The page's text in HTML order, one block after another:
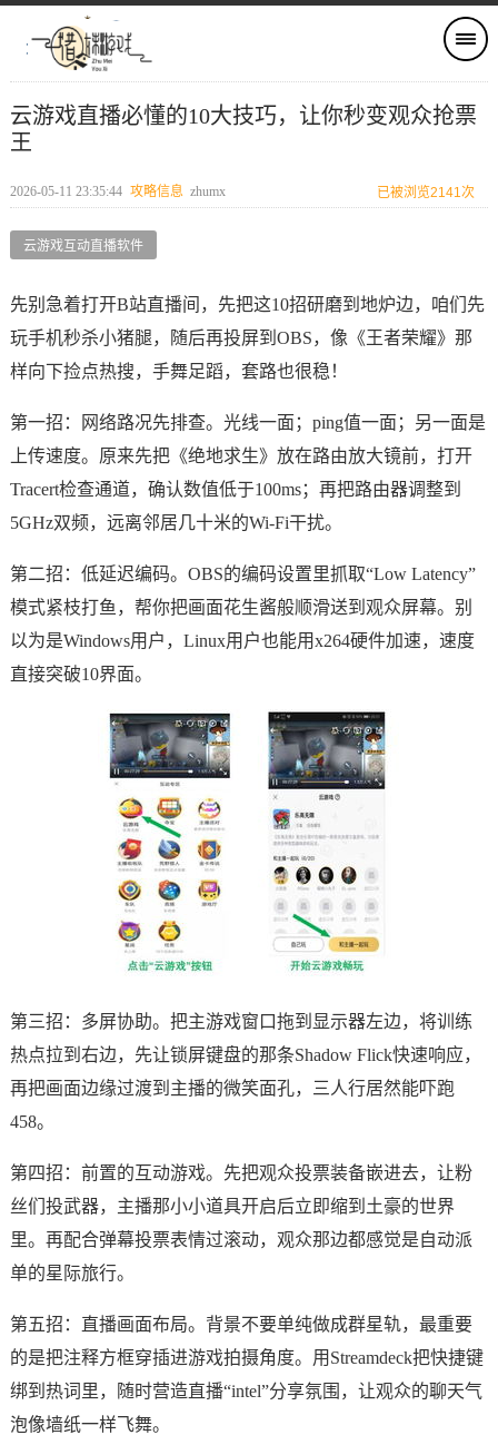
云游戏直播必懂的10大技巧，让你秒变观众抢票
王
2026-05-11 23:35:44 攻略信息 zhumx 已被浏览2141次
云游戏互动直播软件
先别急着打开B站直播间，先把这10招研磨到地炉边，咱们先
玩手机秒杀小猪腿，随后再投屏到OBS，像《王者荣耀》那
样向下捡点热搜，手舞足蹈，套路也很稳！
第一招：网络路况先排查。光线一面；ping值一面；另一面是
上传速度。原来先把《绝地求生》放在路由放大镜前，打开
Tracert检查通道，确认数值低于100ms；再把路由器调整到
5GHz双频，远离邻居几十米的Wi‑Fi干扰。
第二招：低延迟编码。OBS的编码设置里抓取“Low Latency”
模式紧枝打鱼，帮你把画面花生酱般顺滑送到观众屏幕。别
以为是Windows用户，Linux用户也能用x264硬件加速，速度
直接突破10界面。
第三招：多屏协助。把主游戏窗口拖到显示器左边，将训练
热点拉到右边，先让锁屏键盘的那条Shadow Flick快速响应，
再把画面边缘过渡到主播的微笑面孔，三人行居然能吓跑
458。
第四招：前置的互动游戏。先把观众投票装备嵌进去，让粉
丝们投武器，主播那小小道具开启后立即缩到土豪的世界
里。再配合弹幕投票表情过滚动，观众那边都感觉是自动派
单的星际旅行。
第五招：直播画面布局。背景不要单纯做成群星轨，最重要
的是把注释方框穿插进游戏拍摄角度。用Streamdeck把快捷键
绑到热词里，随时营造直播“intel”分享氛围，让观众的聊天气
泡像墙纸一样飞舞。